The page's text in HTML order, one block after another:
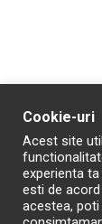
Cookie-uri
Acest site
experienta
esti de
acestea, poti